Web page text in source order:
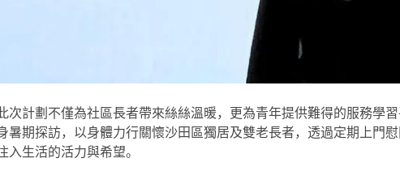
計劃不僅為社區長者帶來絲絲溫暖，更為青年提供難得的服務學
期探訪，以身體力行關懷沙田區獨居及雙老長者，透過定期上門
生活的活力與希望。